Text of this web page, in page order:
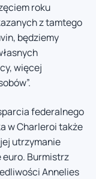
roku
z tamtego
będziemy
więcej
federalnego
w Charleroi także
utrzymanie
euro. Burmistrz
Annelies